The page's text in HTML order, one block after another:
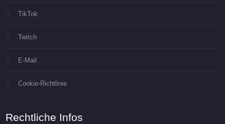
TikTok
Twitch
E-Mail
Cookie-Richtlinie
Rechtliche Infos